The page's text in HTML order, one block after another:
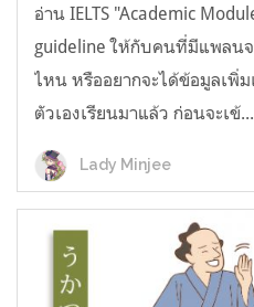
อ่าน IELTS "Academic
guideline ให้กับคนที่มีแพลนจ
ไหน หรืออยากจะได้ข้อมูลเพิ่
ตัวเองเรียนมาแล้ว ก่อนจะเข้...
Lady Minjee